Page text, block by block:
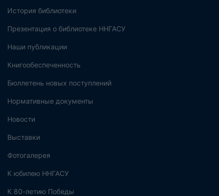
История библиотеки
Презентация о библиотеке ННГАСУ
Наши публикации
Книгообеспеченность
Бюллетень новых поступлений
Нормативные документы
Новости
Выставки
Фотогалерея
К юбилею ННГАСУ
К 80-летию Победы